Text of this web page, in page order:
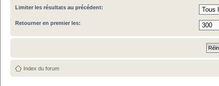
Limiter les résultats au précédent:
Retourner en premier les:
Index du forum